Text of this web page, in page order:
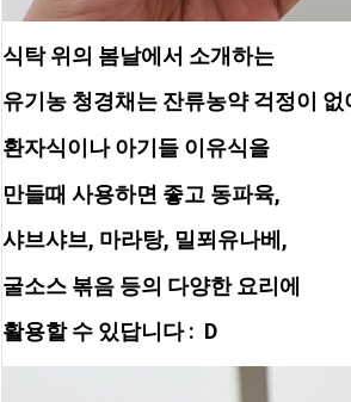
식탁 위의 봄날에서 소개하는
유기농 청경채는 잔류농약 걱정이 없
환자식이나 아기들 이유식을
만들때 사용하면 좋고 동파육,
샤브샤브, 마라탕, 밀푀유나베,
굴소스 볶음 등의 다양한 요리에
활용할 수 있답니다 :  D